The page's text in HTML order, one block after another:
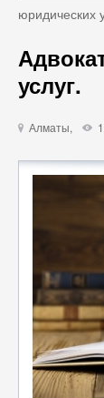
юридических
услуг.
u Алматы, X